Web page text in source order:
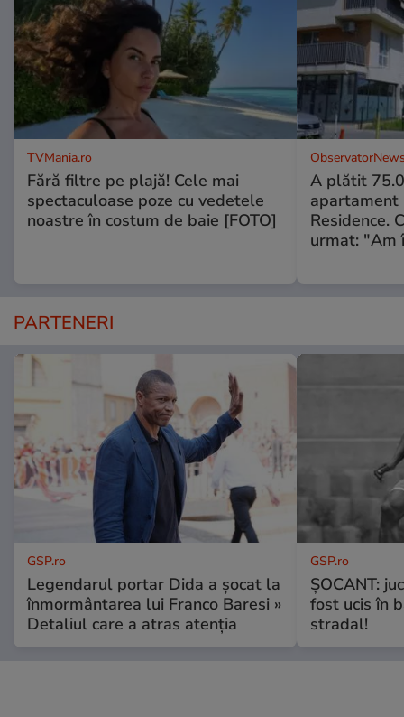
TVMania.ro
Fără filtre pe plajă! Cele mai
spectaculoase poze cu vedetele
noastre în costum de baie [FOTO]
A plătit
apartament
Residence.
urmat: "Am
PARTENERI
GSP.ro
Legendarul portar Dida a șocat la
înmormântarea lui Franco Baresi »
Detaliul care a atras atenția
GSP.ro
ȘOCANT:
fost ucis în
stradal!